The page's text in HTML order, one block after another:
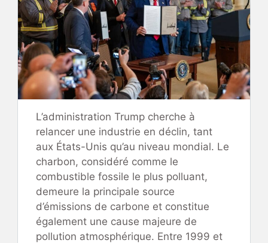
L’administration Trump cherche à
relancer une industrie en déclin, tant
aux États-Unis qu’au niveau mondial. Le
charbon, considéré comme le
combustible fossile le plus polluant,
demeure la principale source
d’émissions de carbone et constitue
également une cause majeure de
pollution atmosphérique. Entre 1999 et